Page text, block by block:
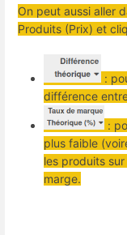
On peut aussi aller
Produits (Prix) et
:
différence
:
plus faible
les produits
marge.